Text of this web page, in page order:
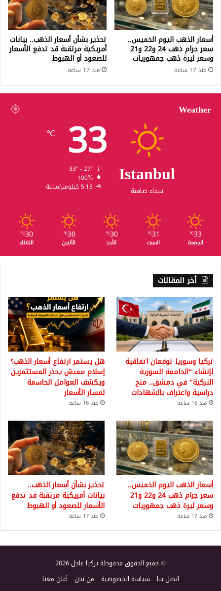
أسعار الذهب اليوم الخميس..
سعر جرام ذهب 24 و22 و21
وسعر ليرة ذهب جمهوريات
منذ 17 ساعة
تحذير بشأن أسعار الذهب.. بيانات
أمريكية مرتقبة قد تدفع الأسعار
للصعود أو الهبوط
منذ 17 ساعة
Weather
Istanbul
سماء صافية
33
℃
100%
5.13 كيلومتر/ساعة
33
℃
الجمعة
31
℃
السبت
30
℃
الأحد
30
℃
الأثنين
30
℃
الثلاثاء
أخر المقالات
تركيا وسوريا توقعان اتفاقية
لإنشاء “الجامعة السورية
التركية” في دمشق.. منح
دراسية واعتراف بالشهادات
منذ 16 ساعة
هل يستمر ارتفاع أسعار الذهب؟
إسلام مميش يحذر المستثمرين
ويكشف العوامل الحاسمة
لمسار الأسعار
منذ 16 ساعة
أسعار الذهب اليوم الخميس..
سعر جرام ذهب 24 و22 و21
وسعر ليرة ذهب جمهوريات
منذ 17 ساعة
تحذير بشأن أسعار الذهب..
بيانات أمريكية مرتقبة قد تدفع
الأسعار للصعود أو الهبوط
منذ 17 ساعة
© جميع الحقوق محفوظة تركيا عاجل 2026
اتصل بنا سياسة الخصوصية من نحن أعلن معنا